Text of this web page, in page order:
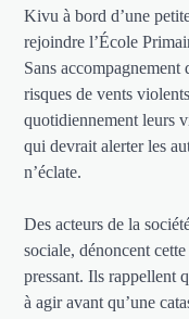
Kivu à bord d’une
rejoindre l’École
Sans accompagnement
risques de vents
quotidiennement leurs
qui devrait alerter les
n’éclate.
Des acteurs de la
sociale, dénoncent
pressant. Ils rappellent
à agir avant qu’une